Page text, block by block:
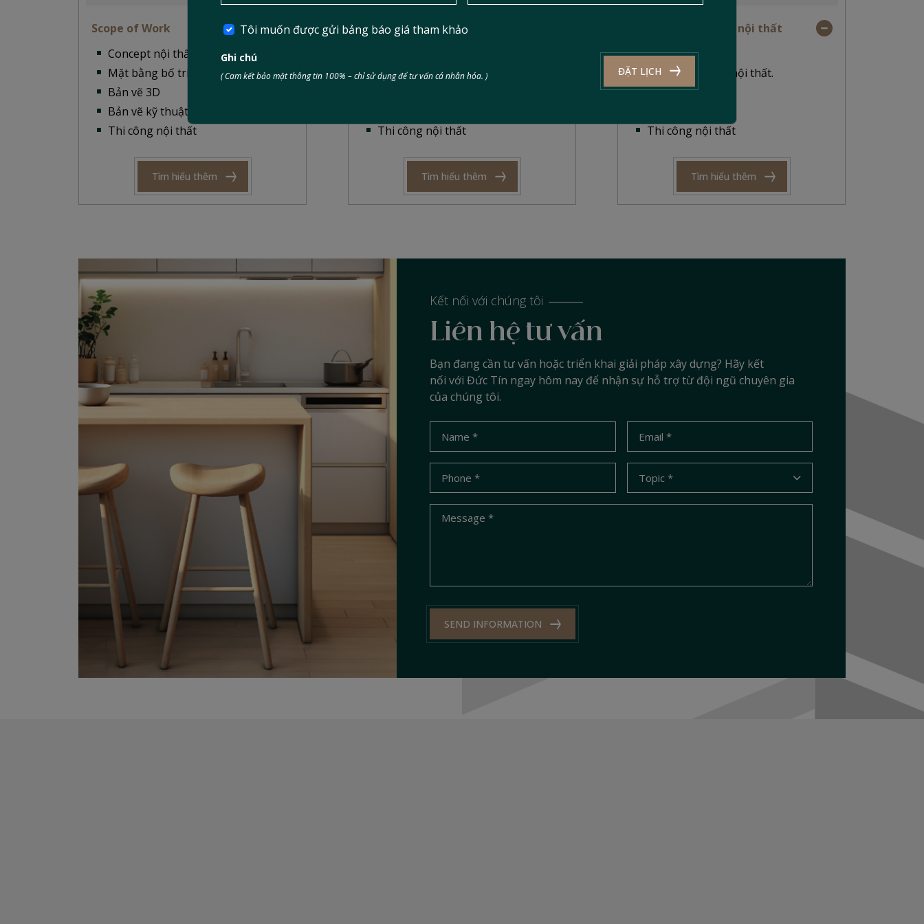
Scope of Work
Concept nội thất.
Mặt bằng bố trí nội thất.
Bản vẽ 3D
Bản vẽ kỹ thuật
Thi công nội thất
Tìm hiểu thêm
Hạng mục thi công nội thất
Mặt bằng bố trí nội thất.
Thi công nội thất
Tìm hiểu thêm
Hạng mục thi công nội thất
Concept nội thất.
Mặt bằng bố trí nội thất.
Bản vẽ 3D
Thi công nội thất
Tìm hiểu thêm
Kết nối với chúng tôi
Liên hệ tư vấn
Bạn đang cần tư vấn hoặc triển khai giải pháp xây dựng? Hãy kết
nối với Đức Tín ngay hôm nay để nhận sự hỗ trợ từ đội ngũ chuyên gia
của chúng tôi.
SEND INFORMATION
Tôi muốn được gửi bảng báo giá tham khảo
Ghi chú
( Cam kết bảo mật thông tin 100% – chỉ sử dụng để tư vấn cá nhân hóa. ) ĐẶT LỊCH